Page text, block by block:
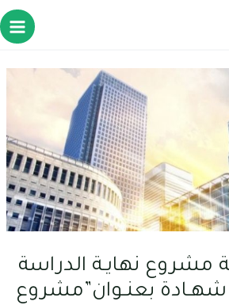
مشروع نهايـة الدراسة
بعنـوان”مشروع